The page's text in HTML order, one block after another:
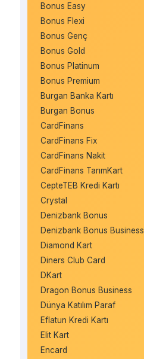
Bonus Easy
Bonus Flexi
Bonus Genç
Bonus Gold
Bonus Platinum
Bonus Premium
Burgan Banka Kartı
Burgan Bonus
CardFinans
CardFinans Fix
CardFinans Nakit
CardFinans TarımKart
CepteTEB Kredi Kartı
Crystal
Denizbank Bonus
Denizbank Bonus Business
Diamond Kart
Diners Club Card
DKart
Dragon Bonus Business
Dünya Katılım Paraf
Eflatun Kredi Kartı
Elit Kart
Encard